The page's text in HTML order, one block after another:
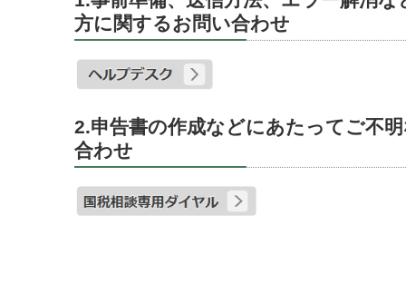
方に関するお問い合わせ
2.申告書の作成などにあたってご不
合わせ